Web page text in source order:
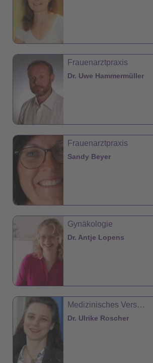
Frauenarztpraxis
Dr. Uwe Hammermüller
Frauenarztpraxis
Sandy Beyer
Gynäkologie
Dr. Antje Lopens
Medizinisches Versorgungszentrum
Dr. Ulrike Roscher